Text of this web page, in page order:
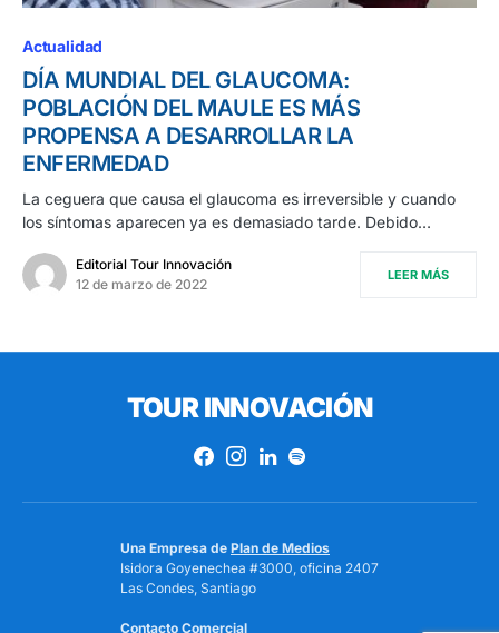
Actualidad
DÍA MUNDIAL DEL GLAUCOMA:
POBLACIÓN DEL MAULE ES MÁS
PROPENSA A DESARROLLAR LA
ENFERMEDAD
La ceguera que causa el glaucoma es irreversible y cuando
los síntomas aparecen ya es demasiado tarde. Debido…
Editorial Tour Innovación
12 de marzo de 2022
LEER MÁS
TOUR INNOVACIÓN
Una Empresa de Plan de Medios
Isidora Goyenechea #3000, oficina 2407
Las Condes, Santiago
Contacto Comercial